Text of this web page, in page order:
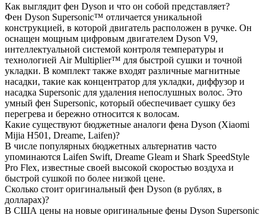
Как выглядит фен Dyson и что он собой представляет?
Фен Dyson Supersonic™ отличается уникальной
конструкцией, в которой двигатель расположен в ручке. Он
оснащен мощным цифровым двигателем Dyson V9,
интеллектуальной системой контроля температуры и
технологией Air Multiplier™ для быстрой сушки и точной
укладки. В комплект также входят различные магнитные
насадки, такие как концентратор для укладки, диффузор и
насадка Supersonic для удаления непослушных волос. Это
умный фен Supersonic, который обеспечивает сушку без
перегрева и бережно относится к волосам.
Какие существуют бюджетные аналоги фена Dyson (Xiaomi
Mijia H501, Dreame, Laifen)?
В числе популярных бюджетных альтернатив часто
упоминаются Laifen Swift, Dreame Gleam и Shark SpeedStyle
Pro Flex, известные своей высокой скоростью воздуха и
быстрой сушкой по более низкой цене.
Сколько стоит оригинальный фен Dyson (в рублях, в
долларах)?
В США цены на новые оригинальные фены Dyson Supersonic